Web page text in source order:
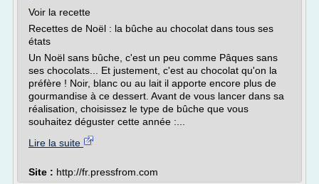
Voir la recette
Recettes de Noël : la bûche au chocolat dans tous ses
états
Un Noël sans bûche, c'est un peu comme Pâques sans
ses chocolats... Et justement, c'est au chocolat qu'on la
préfère ! Noir, blanc ou au lait il apporte encore plus de
gourmandise à ce dessert. Avant de vous lancer dans sa
réalisation, choisissez le type de bûche que vous
souhaitez déguster cette année :...
Lire la suite
Site : http://fr.pressfrom.com